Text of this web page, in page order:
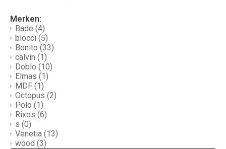
Merken:
Bade (4)
blocci (5)
Bonito (33)
calvin (1)
Doblo (10)
Elmas (1)
MDF (1)
Octopus (2)
Polo (1)
Rixos (6)
s (0)
Venetia (13)
wood (3)